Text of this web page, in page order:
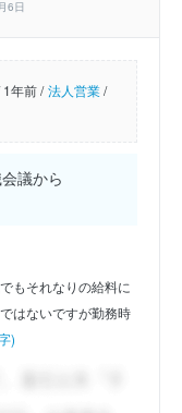
6日
1年前 / 法人営業/
議から
もそれなりの給料に
はないですが勤務時
)